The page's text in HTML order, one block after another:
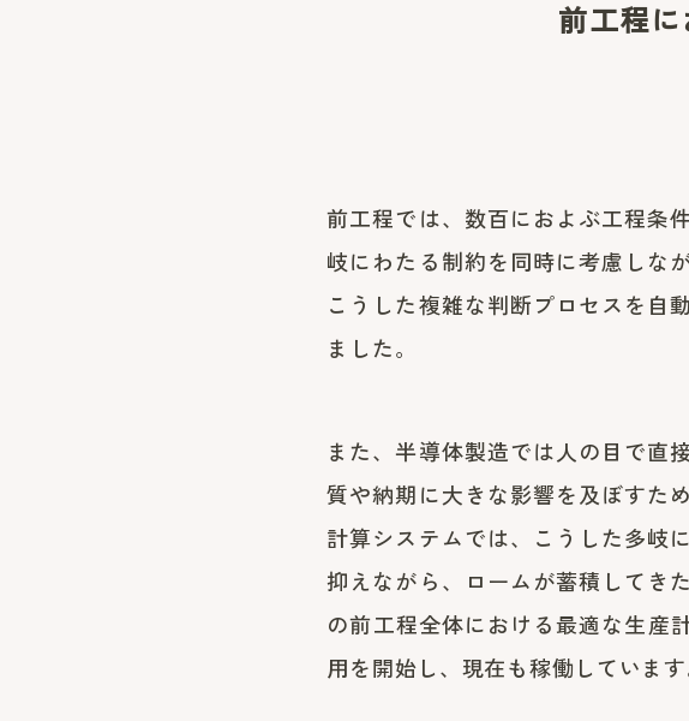
前工程
前工程では、数百におよぶ工程条
岐にわたる制約を同時に考慮しな
こうした複雑な判断プロセスを自
ました。
また、半導体製造では人の目で直
質や納期に大きな影響を及ぼすた
計算システムでは、こうした多岐
抑えながら、ロームが蓄積してき
の前工程全体における最適な生産
用を開始し、現在も稼働しています